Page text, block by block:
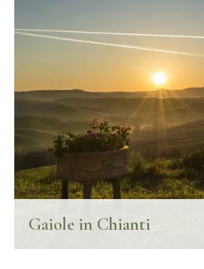
Gaiole in Chianti